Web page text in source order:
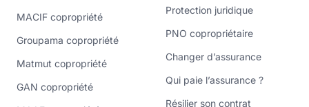
MACIF copropriété
Groupama copropriété
Matmut copropriété
GAN copropriété
Protection juridique
PNO copropriétaire
Changer d’assurance
Qui paie l’assurance ?
Résilier son contrat